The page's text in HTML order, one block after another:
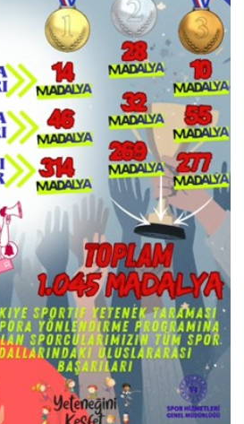
Kredi Borcu
Sorgula
Kredi/Bursum
Yattı mı?